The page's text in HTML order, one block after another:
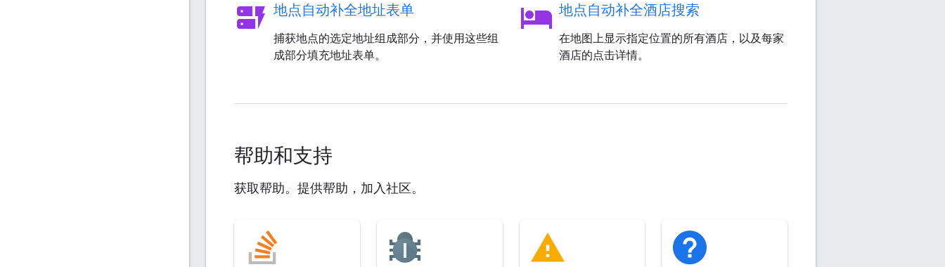
dynamic_form 地点自动补全地址表单
捕获地点的选定地址组成部分，并使用这些组
成部分填充地址表单。
hotel 地点自动补全酒店搜索
在地图上显示指定位置的所有酒店，以及每家
酒店的点击详情。
帮助和支持
获取帮助。提供帮助，加入社区。